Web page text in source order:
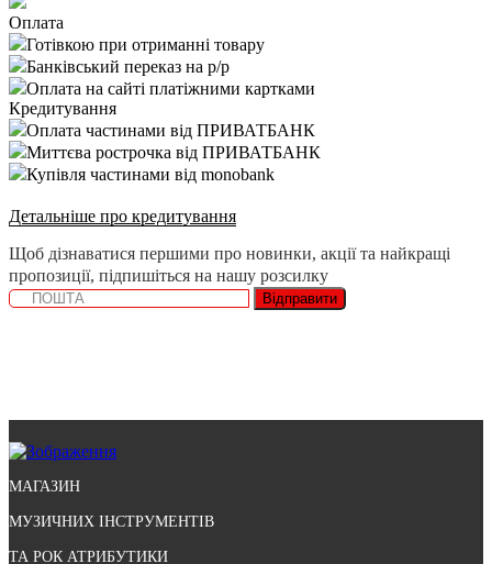
Оплата
Готівкою при отриманні товару
Банківський переказ на р/р
Оплата на сайті платіжними картками
Кредитування
Оплата частинами від ПРИВАТБАНК
Миттєва рострочка від ПРИВАТБАНК
Купівля частинами від monobank
Детальніше про кредитування
Щоб дізнаватися першими про новинки, акції та найкращі
пропозиції, підпишіться на нашу розсилку
Відправити
МАГАЗИН
МУЗИЧНИХ ІНСТРУМЕНТІВ
ТА РОК АТРИБУТИКИ